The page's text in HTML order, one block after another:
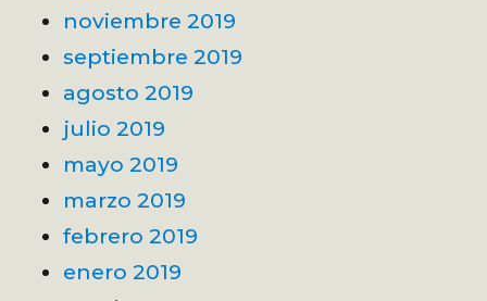
noviembre 2019
septiembre 2019
agosto 2019
julio 2019
mayo 2019
marzo 2019
febrero 2019
enero 2019